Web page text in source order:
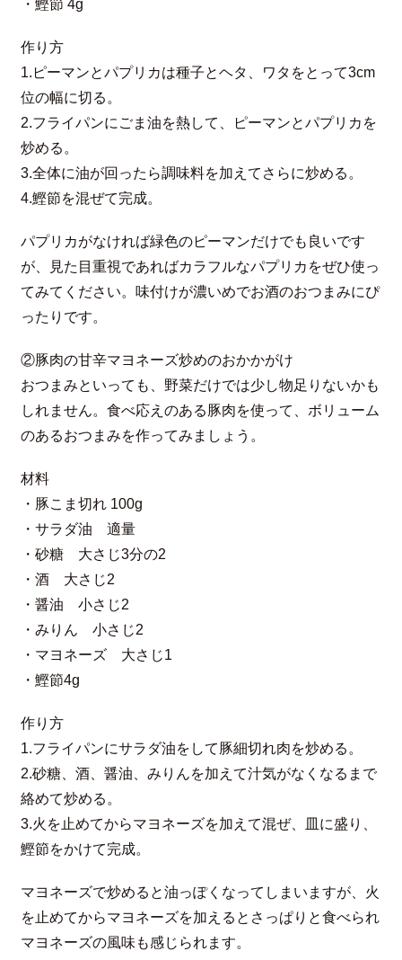
・鰹節 4g
作り方
1.ピーマンとパプリカは種子とヘタ、ワタをとって3cm
位の幅に切る。
2.フライパンにごま油を熱して、ピーマンとパプリカを
炒める。
3.全体に油が回ったら調味料を加えてさらに炒める。
4.鰹節を混ぜて完成。
パプリカがなければ緑色のピーマンだけでも良いです
が、見た目重視であればカラフルなパプリカをぜひ使っ
てみてください。味付けが濃いめでお酒のおつまみにぴ
ったりです。
②豚肉の甘辛マヨネーズ炒めのおかかがけ
おつまみといっても、野菜だけでは少し物足りないかも
しれません。食べ応えのある豚肉を使って、ボリューム
のあるおつまみを作ってみましょう。
材料
・豚こま切れ 100g
・サラダ油 適量
・砂糖 大さじ3分の2
・酒 大さじ2
・醤油 小さじ2
・みりん 小さじ2
・マヨネーズ 大さじ1
・鰹節4g
作り方
1.フライパンにサラダ油をして豚細切れ肉を炒める。
2.砂糖、酒、醤油、みりんを加えて汁気がなくなるまで
絡めて炒める。
3.火を止めてからマヨネーズを加えて混ぜ、皿に盛り、
鰹節をかけて完成。
マヨネーズで炒めると油っぽくなってしまいますが、火
を止めてからマヨネーズを加えるとさっぱりと食べられ
マヨネーズの風味も感じられます。